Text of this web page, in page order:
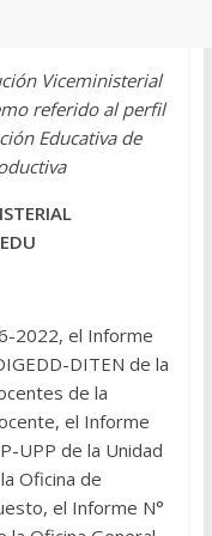
Viceministerial
referido al perfil
Educativa de
2022, el Informe
DITEN de la
de la
el Informe
UPP de la Unidad
Oficina de
el Informe N°